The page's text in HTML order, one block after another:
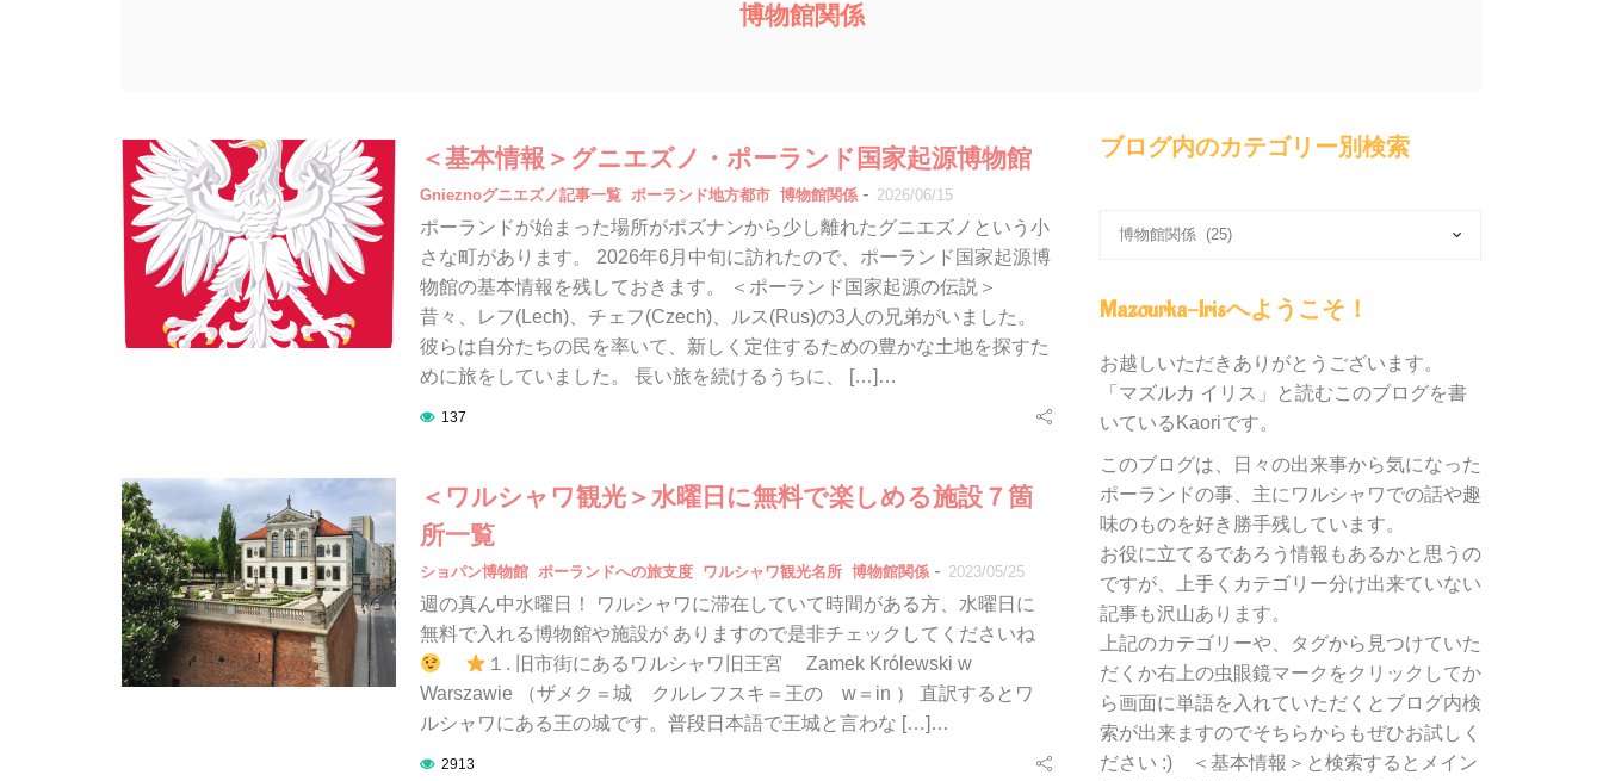
博物館関係
＜基本情報＞グニエズノ・ポーランド国家起源博物館
Gnieznoグニエズノ記事一覧 ポーランド地方都市 博物館関係 - 2026/06/15
ポーランドが始まった場所がポズナンから少し離れたグニエズノという小
さな町があります。 2026年6月中旬に訪れたので、ポーランド国家起源博
物館の基本情報を残しておきます。 ＜ポーランド国家起源の伝説＞
昔々、レフ(Lech)、チェフ(Czech)、ルス(Rus)の3人の兄弟がいました。
彼らは自分たちの民を率いて、新しく定住するための豊かな土地を探すた
めに旅をしていました。 長い旅を続けるうちに、 […]…
137
＜ワルシャワ観光＞水曜日に無料で楽しめる施設７箇
所一覧
ショパン博物館 ポーランドへの旅支度 ワルシャワ観光名所 博物館関係 - 2023/05/25
週の真ん中水曜日！ ワルシャワに滞在していて時間がある方、水曜日に
無料で入れる博物館や施設が ありますので是非チェックしてくださいね
１. 旧市街にあるワルシャワ旧王宮 Zamek Królewski w
Warszawie （ザメク＝城 クルレフスキ＝王の w＝in ） 直訳するとワ
ルシャワにある王の城です。普段日本語で王城と言わな […]…
2913
ブログ内のカテゴリー別検索
内
の
テ
ゴ
リ
別
検
索
Mazourka-Irisへようこそ！
お越しいただきありがとうございます。
「マズルカ イリス」と読むこのブログを書
いているKaoriです。
このブログは、日々の出来事から気になった
ポーランドの事、主にワルシャワでの話や趣
味のものを好き勝手残しています。
お役に立てるであろう情報もあるかと思うの
ですが、上手くカテゴリー分け出来ていない
記事も沢山あります。
上記のカテゴリーや、タグから見つけていた
だくか右上の虫眼鏡マークをクリックしてか
ら画面に単語を入れていただくとブログ内検
索が出来ますのでそちらからもぜひお試しく
ださい :) ＜基本情報＞と検索するとメイン